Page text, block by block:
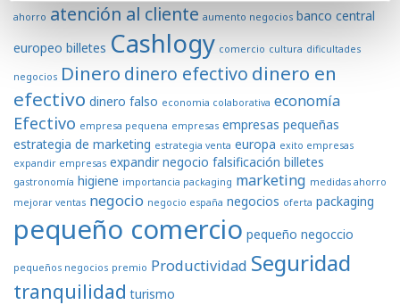
ahorro atención al cliente aumento negocios banco central
europeo billetes Cashlogy comercio cultura dificultades
negocios Dinero dinero efectivo dinero en
efectivo dinero falso economia colaborativa economía
Efectivo empresa pequena empresas empresas pequeñas
estrategia de marketing estrategia venta europa exito empresas
expandir empresas expandir negocio falsificación billetes
gastronomía higiene importancia packaging marketing medidas ahorro
mejorar ventas negocio negocio españa negocios oferta packaging
pequeño comercio pequeño negoccio
pequeños negocios premio Productividad Seguridad
tranquilidad turismo